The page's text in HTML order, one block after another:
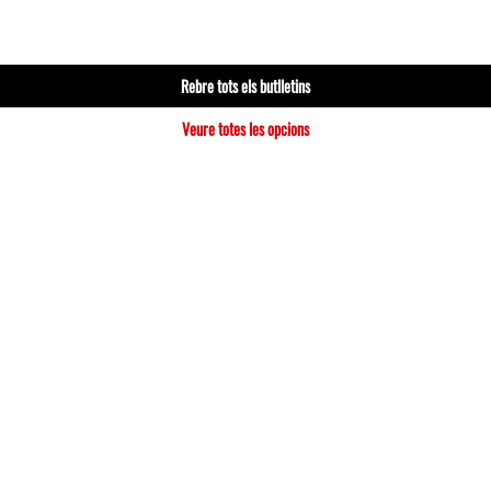
Rebre tots els butlletins
Veure totes les opcions